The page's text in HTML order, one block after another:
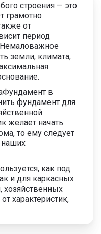
строения — это
грамотно
от
период
Немаловажное
земли, климата,
в
фундамент для
желает начать
то ему следует
наших
как под
и для каркасных
хозяйственных
характеристик,
для территорий с